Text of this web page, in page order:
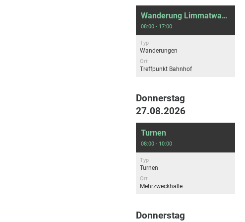
Wanderung Limmatwanderung
08:00 - 17:00
Typ
Wanderungen
Ort
Treffpunkt Bahnhof
Donnerstag
27.08.2026
Turnen
08:00 - 10:00
Typ
Turnen
Ort
Mehrzweckhalle
Donnerstag